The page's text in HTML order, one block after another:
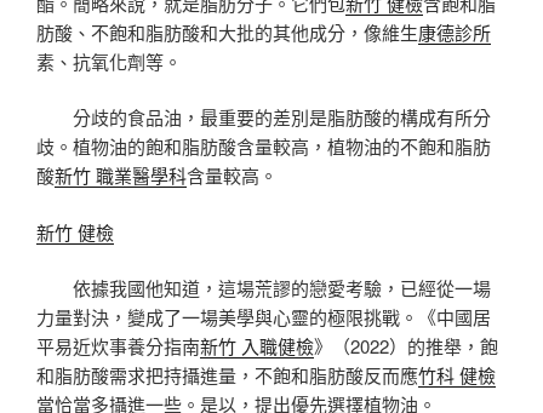
肪酸、不飽和脂肪酸和大批的其他成分，像維生康德診所
素、抗氧化劑等。
分歧的食品油，最重要的差別是脂肪酸的構成有所分
歧。植物油的飽和脂肪酸含量較高，植物油的不飽和脂肪
酸新竹 職業醫學科含量較高。
新竹 健檢
依據我國他知道，這場荒謬的戀愛考驗，已經從一場
力量對決，變成了一場美學與心靈的極限挑戰。《中國居
平易近炊事養分指南新竹 入職健檢》（2022）的推舉，飽
和脂肪酸需求把持攝進量，不飽和脂肪酸反而應竹科 健檢
當恰當多攝進一些。是以，提出優先選擇植物油。